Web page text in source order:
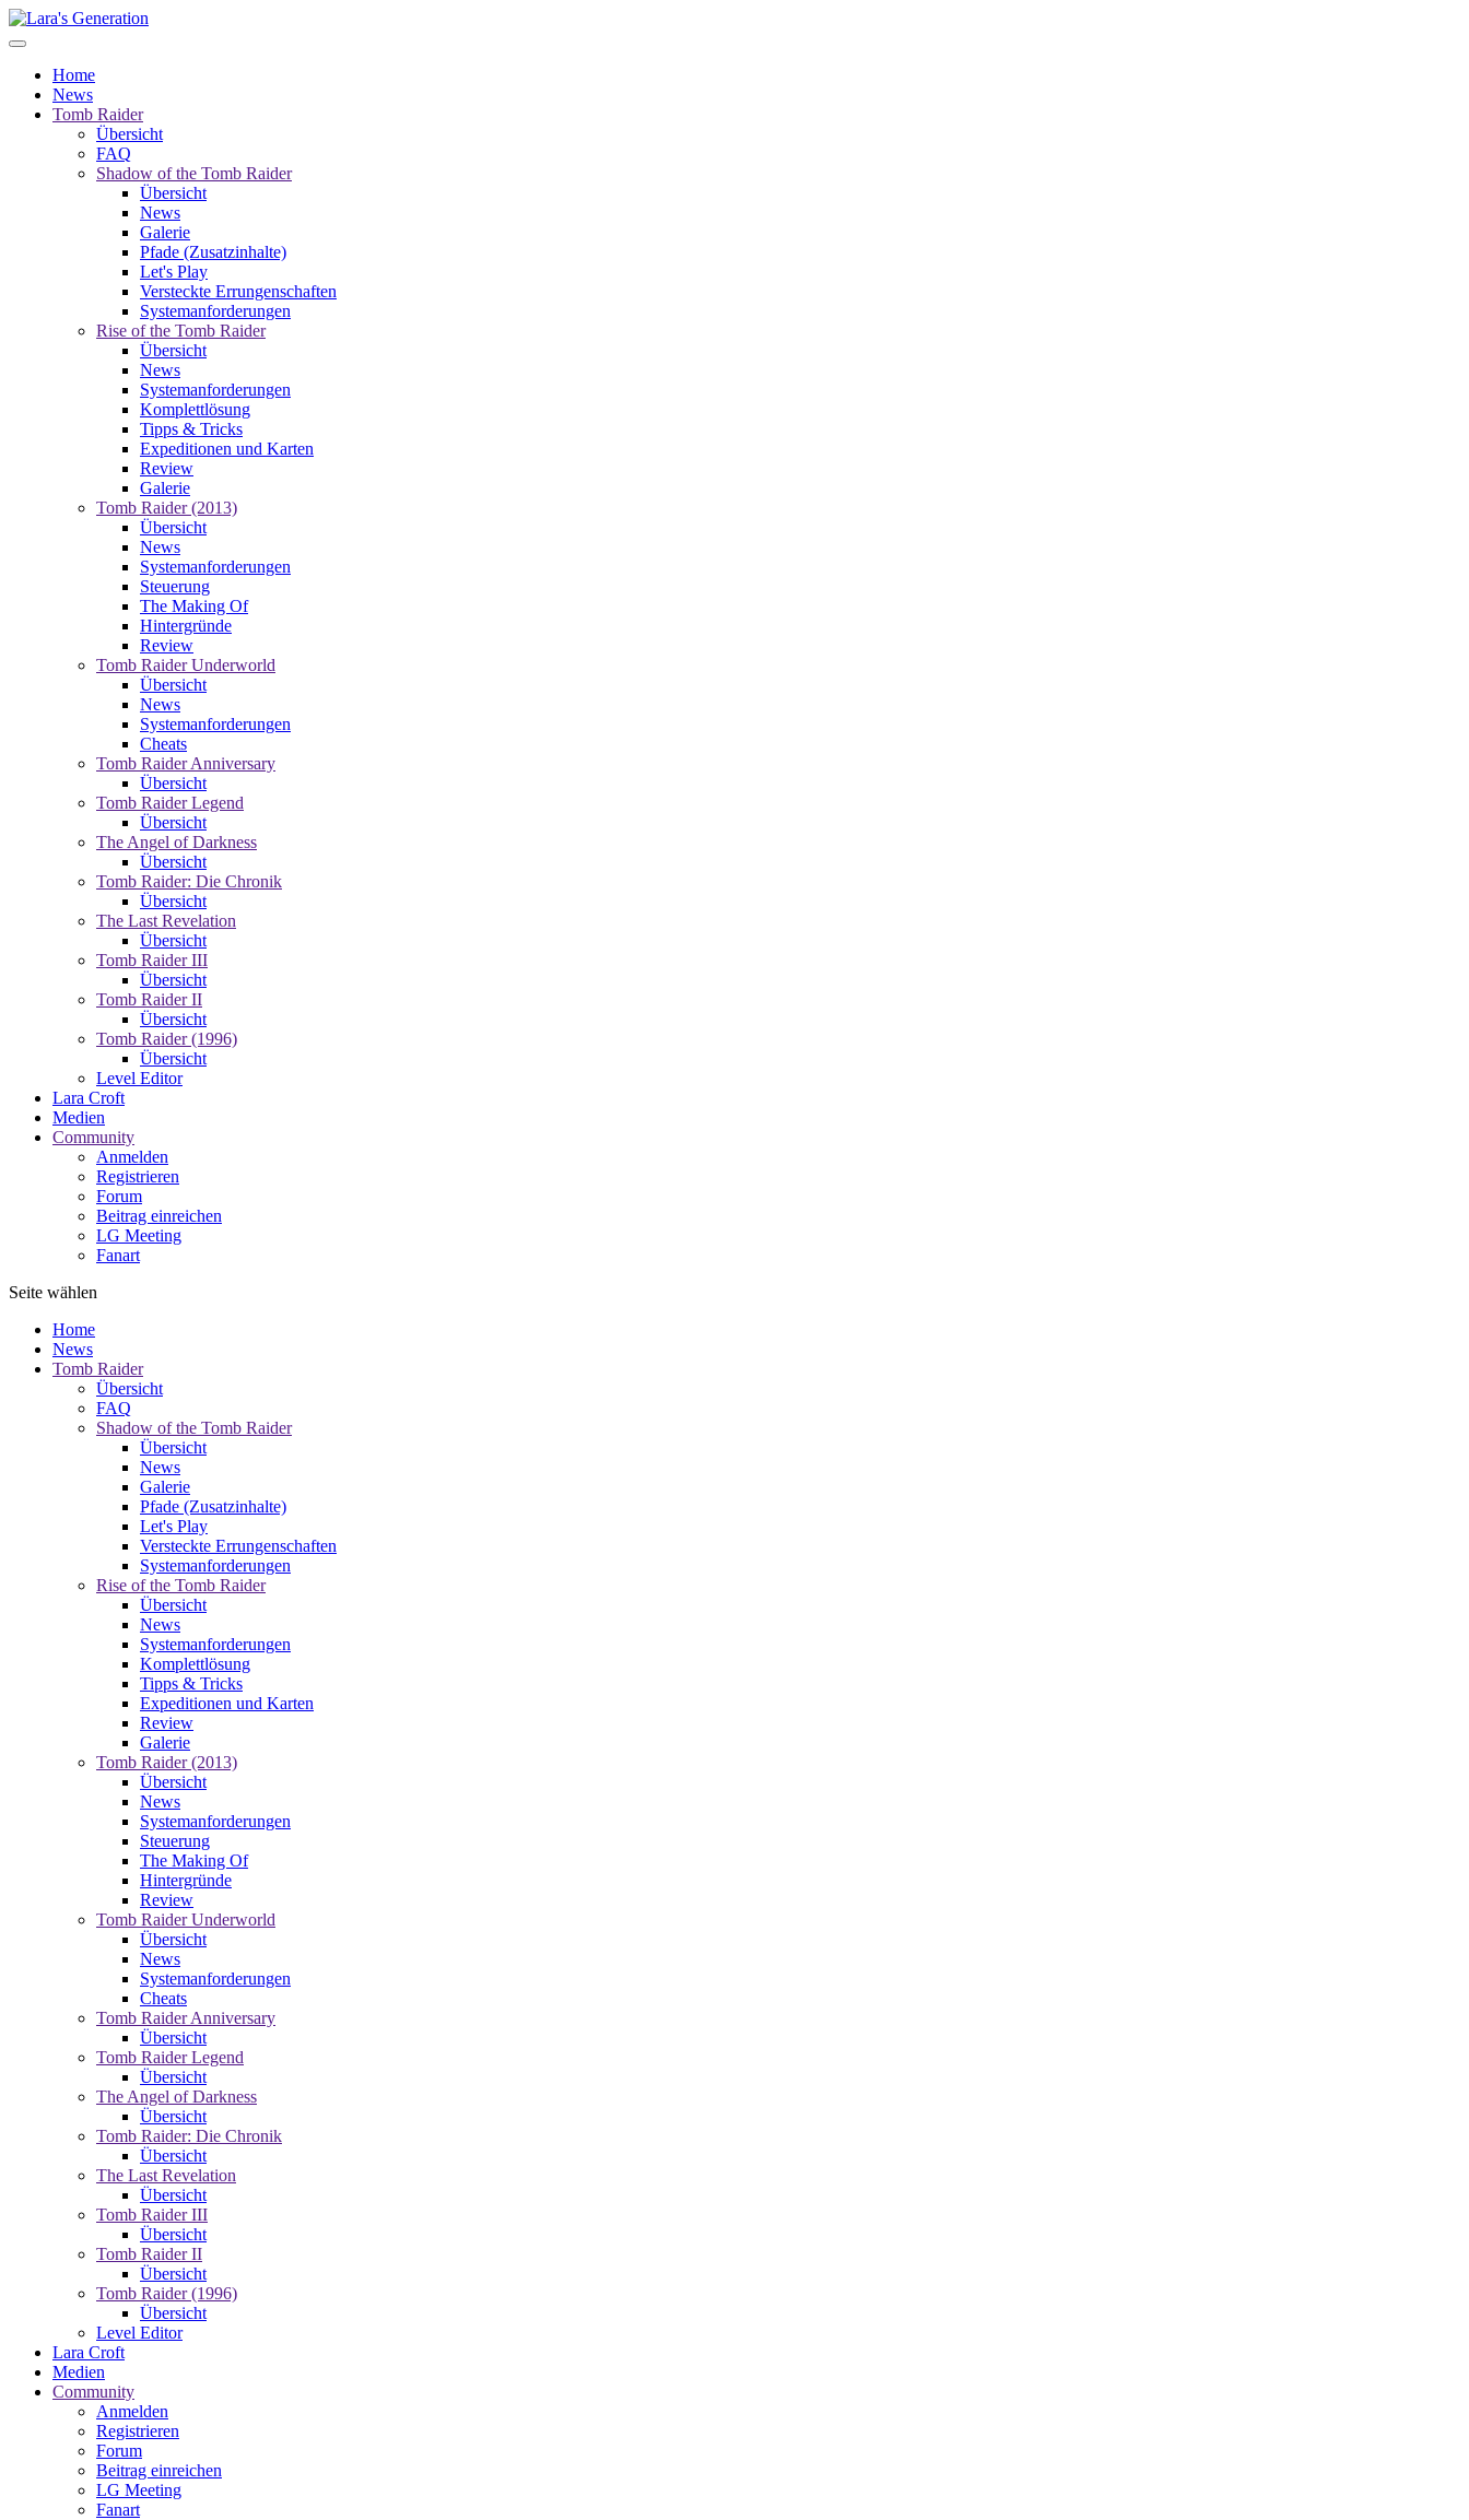
Home
News
Tomb Raider
Übersicht
FAQ
Shadow of the Tomb Raider
Übersicht
News
Galerie
Pfade (Zusatzinhalte)
Let's Play
Versteckte Errungenschaften
Systemanforderungen
Rise of the Tomb Raider
Übersicht
News
Systemanforderungen
Komplettlösung
Tipps & Tricks
Expeditionen und Karten
Review
Galerie
Tomb Raider (2013)
Übersicht
News
Systemanforderungen
Steuerung
The Making Of
Hintergründe
Review
Tomb Raider Underworld
Übersicht
News
Systemanforderungen
Cheats
Tomb Raider Anniversary
Übersicht
Tomb Raider Legend
Übersicht
The Angel of Darkness
Übersicht
Tomb Raider: Die Chronik
Übersicht
The Last Revelation
Übersicht
Tomb Raider III
Übersicht
Tomb Raider II
Übersicht
Tomb Raider (1996)
Übersicht
Level Editor
Lara Croft
Medien
Community
Anmelden
Registrieren
Forum
Beitrag einreichen
LG Meeting
Fanart
Seite wählen
Home
News
Tomb Raider
Übersicht
FAQ
Shadow of the Tomb Raider
Übersicht
News
Galerie
Pfade (Zusatzinhalte)
Let's Play
Versteckte Errungenschaften
Systemanforderungen
Rise of the Tomb Raider
Übersicht
News
Systemanforderungen
Komplettlösung
Tipps & Tricks
Expeditionen und Karten
Review
Galerie
Tomb Raider (2013)
Übersicht
News
Systemanforderungen
Steuerung
The Making Of
Hintergründe
Review
Tomb Raider Underworld
Übersicht
News
Systemanforderungen
Cheats
Tomb Raider Anniversary
Übersicht
Tomb Raider Legend
Übersicht
The Angel of Darkness
Übersicht
Tomb Raider: Die Chronik
Übersicht
The Last Revelation
Übersicht
Tomb Raider III
Übersicht
Tomb Raider II
Übersicht
Tomb Raider (1996)
Übersicht
Level Editor
Lara Croft
Medien
Community
Anmelden
Registrieren
Forum
Beitrag einreichen
LG Meeting
Fanart